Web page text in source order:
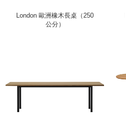
London 歐洲橡木長桌（250
公分）